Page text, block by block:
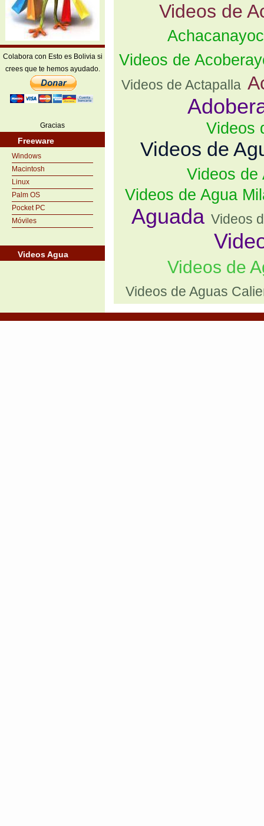
Colabora con Esto es Bolivia si
crees que te hemos ayudado.
Gracias
Freeware
Windows
Macintosh
Linux
Palm OS
Pocket PC
Móviles
Videos Agua
Videos de
Achacanayoc
Videos de
Videos de Actapalla
Videos
Videos de
Videos de
Videos de Agua
Aguada Videos
Videos de
Videos de Aguas